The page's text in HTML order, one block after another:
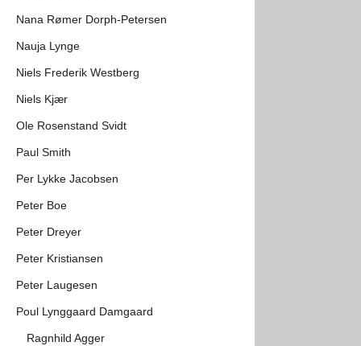
Nana Rømer Dorph-Petersen
Nauja Lynge
Niels Frederik Westberg
Niels Kjær
Ole Rosenstand Svidt
Paul Smith
Per Lykke Jacobsen
Peter Boe
Peter Dreyer
Peter Kristiansen
Peter Laugesen
Poul Lynggaard Damgaard
Ragnhild Agger